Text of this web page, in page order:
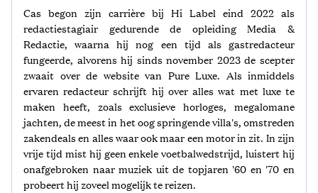
Cas begon zijn carrière bij Hi Label eind 2022 als
redactiestagiair gedurende de opleiding Media &
Redactie, waarna hij nog een tijd als gastredacteur
fungeerde, alvorens hij sinds november 2023 de scepter
zwaait over de website van Pure Luxe. Als inmiddels
ervaren redacteur schrijft hij over alles wat met luxe te
maken heeft, zoals exclusieve horloges, megalomane
jachten, de meest in het oog springende villa's, omstreden
zakendeals en alles waar ook maar een motor in zit. In zijn
vrije tijd mist hij geen enkele voetbalwedstrijd, luistert hij
onafgebroken naar muziek uit de topjaren '60 en '70 en
probeert hij zoveel mogelijk te reizen.